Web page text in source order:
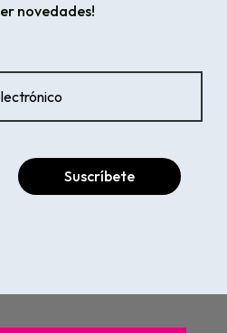
novedades!
Suscríbete